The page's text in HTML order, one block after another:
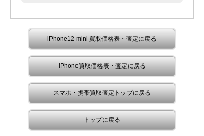
iPhone12 mini 買取価格表・査定に戻る
iPhone買取価格表・査定に戻る
スマホ・携帯買取査定トップに戻る
トップに戻る